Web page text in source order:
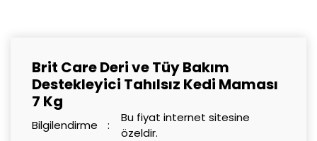
Brit Care Deri ve Tüy Bakım
Destekleyici Tahılsız Kedi Maması
7 Kg
Bilgilendirme
Bu fiyat internet sitesine
özeldir.